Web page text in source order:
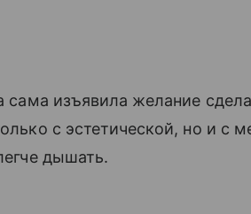
сама изъявила желание
с эстетической, но и с
дышать.